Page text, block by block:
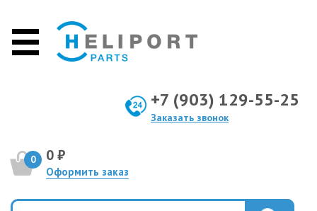
+7 (903) 129-55-25
Заказать звонок
0 0 ₽
Оформить заказ